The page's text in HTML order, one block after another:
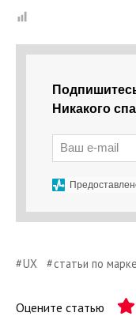
Никакого
UX статьи по
Оцените статью